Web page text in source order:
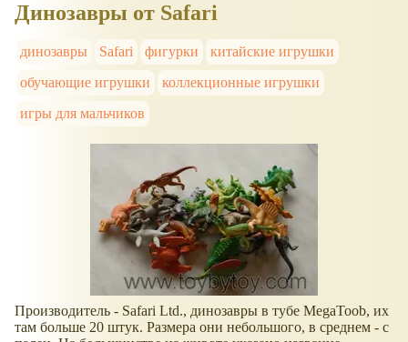
Динозавры от Safari
динозавры Safari фигурки
китайские игрушки
обучающие игрушки
коллекционные игрушки
игры для мальчиков
Производитель - Safari Ltd., динозавры в тубе MegaToob, их
там больше 20 штук. Размера они небольшого, в среднем - с